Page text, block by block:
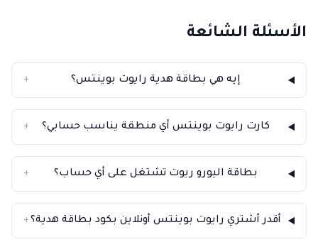
الأسئلة الشائعة
إيه هي بطاقة هدية رايوت بوينتس؟ +
كارت رايوت بوينتس أي منطقة يناسب حسابي؟ +
بطاقة اليورو ريوت تشتغل على أي حساب؟ +
أقدر أشتري رايوت بوينتس أونلاين بكود بطاقة هدية؟ +